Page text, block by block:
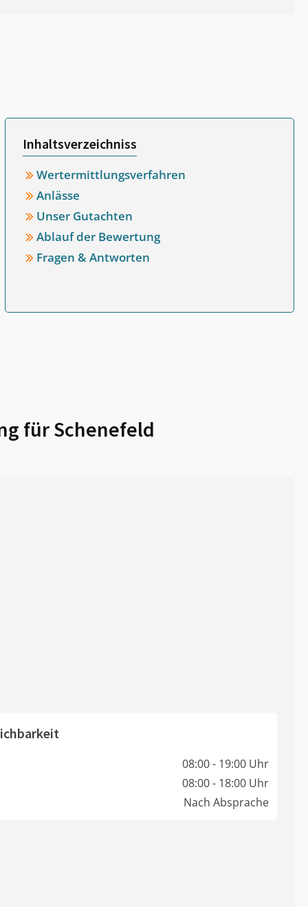
Inhaltsverzeichniss
Wertermittlungsverfahren
Anlässe
Unser Gutachten
Ablauf der Bewertung
Fragen & Antworten
fürSchenefeld
08:00 - 19:00 Uhr
08:00 - 18:00 Uhr
Nach Absprache